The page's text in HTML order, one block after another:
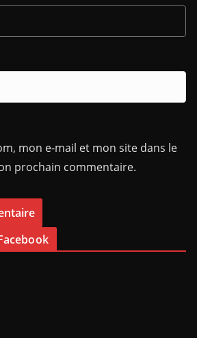
mon e-mail et mon site dans le
prochain commentaire.